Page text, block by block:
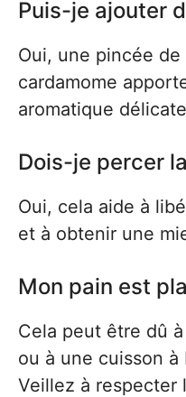
Puis-je ajouter
Oui, une pincée
cardamome
aromatique
Dois-je percer
Oui, cela aide à
et à obtenir une
Mon pain est
Cela peut être dû
ou à une cuisson à
Veillez à respecter